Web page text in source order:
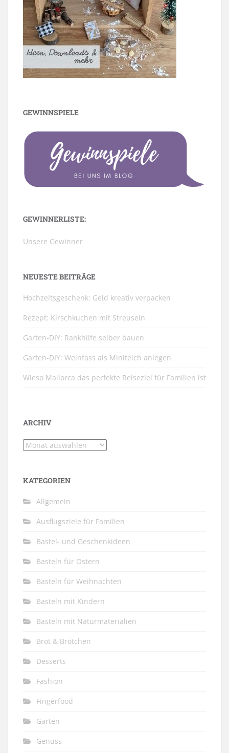
GEWINNSPIELE
GEWINNERLISTE:
Unsere Gewinner
NEUESTE BEITRÄGE
Hochzeitsgeschenk: Geld kreativ verpacken
Rezept: Kirschkuchen mit Streuseln
Garten-DIY: Rankhilfe selber bauen
Garten-DIY: Weinfass als Miniteich anlegen
Wieso Mallorca das perfekte Reiseziel für Familien ist
ARCHIV
Archiv
KATEGORIEN
Allgemein
Ausflugsziele für Familien
Bastel- und Geschenkideen
Basteln für Ostern
Basteln für Weihnachten
Basteln mit Kindern
Basteln mit Naturmaterialien
Brot & Brötchen
Desserts
Fashion
Fingerfood
Garten
Genuss